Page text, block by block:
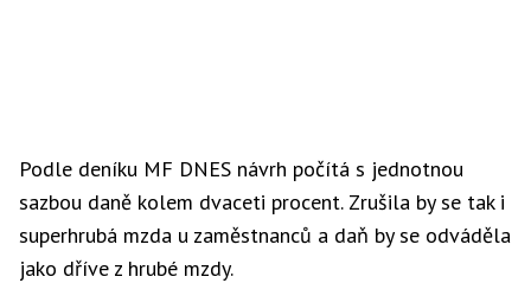
Podle deníku MF DNES návrh počítá s jednotnou
sazbou daně kolem dvaceti procent. Zrušila by se tak i
superhrubá mzda u zaměstnanců a daň by se odváděla
jako dříve z hrubé mzdy.